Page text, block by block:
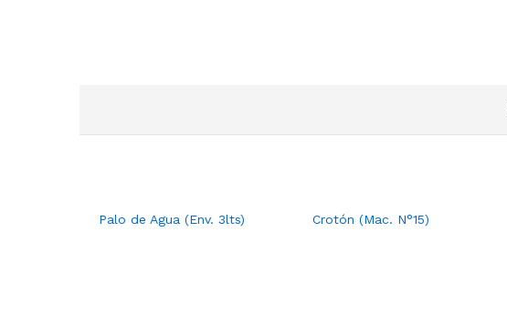
Palo de Agua (Env. 3lts) Crotón (Mac. N°15)